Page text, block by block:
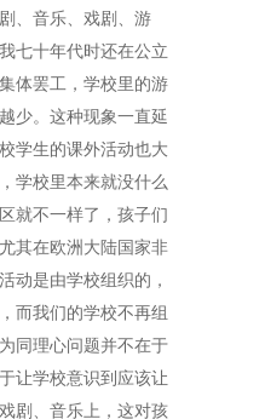
、音乐、戏剧、游
七十年代时还在公立
体罢工，学校里的游
少。这种现象一直延
学生的课外活动也大
学校里本来就没什么
就不一样了，孩子们
其在欧洲大陆国家非
动是由学校组织的，
而我们的学校不再组
同理心问题并不在于
让学校意识到应该让
剧、音乐上，这对孩